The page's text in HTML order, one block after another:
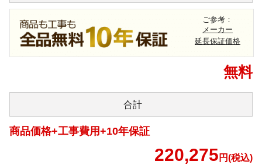
ご参考：
メーカー
延長保証価格
無料
合計
商品価格+工事費用+10年保証
220,275 円(税込)